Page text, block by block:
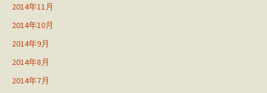
2014年11月
2014年10月
2014年9月
2014年8月
2014年7月